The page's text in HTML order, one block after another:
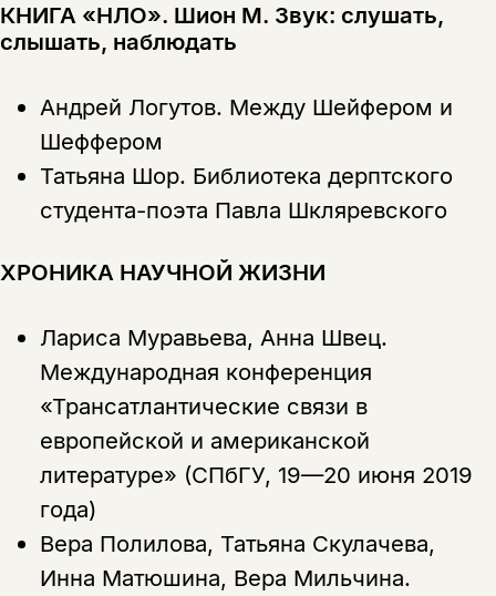
КНИГА «НЛО». Шион М. Звук: слушать,
слышать, наблюдать
Андрей Логутов. Между Шейфером и
Шеффером
Татьяна Шор. Библиотека дерптского
студента-поэта Павла Шкляревского
ХРОНИКА НАУЧНОЙ ЖИЗНИ
Лариса Муравьева, Анна Швец.
Международная конференция
«Трансатлантические связи в
европейской и американской
литературе» (СПбГУ, 19—20 июня 2019
года)
Вера Полилова, Татьяна Скулачева,
Инна Матюшина, Вера Мильчина.